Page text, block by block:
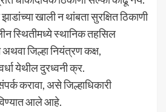
खाली न थांबता सुरक्षित ठिकाणी
स्थितीमध्ये स्थानिक तहसिल
जिल्हा नियंत्रण कक्ष,
येथील दुरध्वनी क्र.
करावा, असे जिल्हाधिकारी
आले आहे.